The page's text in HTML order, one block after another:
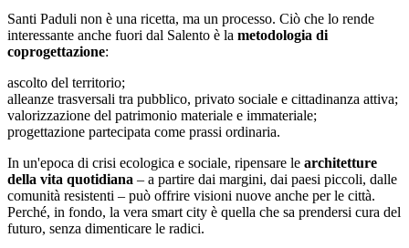
Santi Paduli non è una ricetta, ma un processo. Ciò che lo rende
interessante anche fuori dal Salento è la metodologia di
coprogettazione:
ascolto del territorio;
alleanze trasversali tra pubblico, privato sociale e cittadinanza attiva;
valorizzazione del patrimonio materiale e immateriale;
progettazione partecipata come prassi ordinaria.
In un'epoca di crisi ecologica e sociale, ripensare le architetture
della vita quotidiana – a partire dai margini, dai paesi piccoli, dalle
comunità resistenti – può offrire visioni nuove anche per le città.
Perché, in fondo, la vera smart city è quella che sa prendersi cura del
futuro, senza dimenticare le radici.